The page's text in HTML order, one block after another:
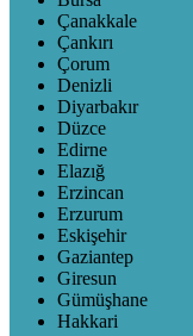
Çanakkale
Çankırı
Çorum
Denizli
Diyarbakır
Düzce
Edirne
Elazığ
Erzincan
Erzurum
Eskişehir
Gaziantep
Giresun
Gümüşhane
Hakkari